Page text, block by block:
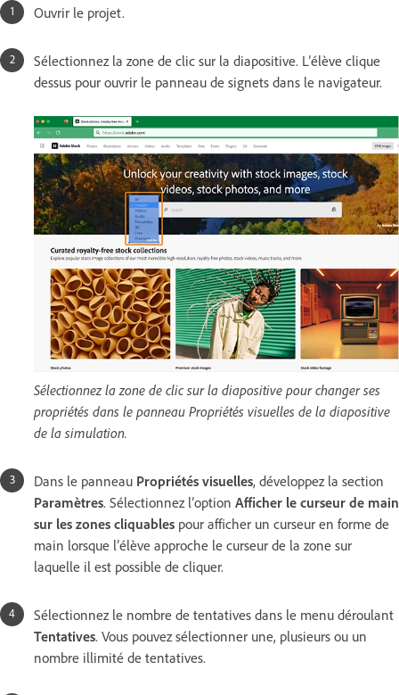
Ouvrir le projet.
Sélectionnez la zone de clic sur la diapositive. L’élève clique
dessus pour ouvrir le panneau de signets dans le navigateur.
Sélectionnez la zone de clic sur la diapositive pour changer ses
propriétés dans le panneau Propriétés visuelles de la diapositive
de la simulation.
Dans le panneau Propriétés visuelles, développez la section
Paramètres. Sélectionnez l’option Afficher le curseur de main
sur les zones cliquables pour afficher un curseur en forme de
main lorsque l’élève approche le curseur de la zone sur
laquelle il est possible de cliquer.
Sélectionnez le nombre de tentatives dans le menu déroulant
Tentatives. Vous pouvez sélectionner une, plusieurs ou un
nombre illimité de tentatives.